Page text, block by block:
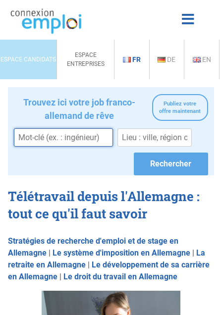
ESPACE CANDIDATS
ESPACE
ENTREPRISES
FR DE EN
Publiez votre
offre maintenant
Trouvez ici votre job franco-
allemand de rêve
Télétravail depuis l'Allemagne :
tout ce qu'il faut savoir
Stratégies de recherche d'emploi et de stage en
Allemagne | Le système d'imposition en Allemagne | La
retraite en Allemagne | Le développement de sa carrière
en Allemagne | Le droit du travail en Allemagne